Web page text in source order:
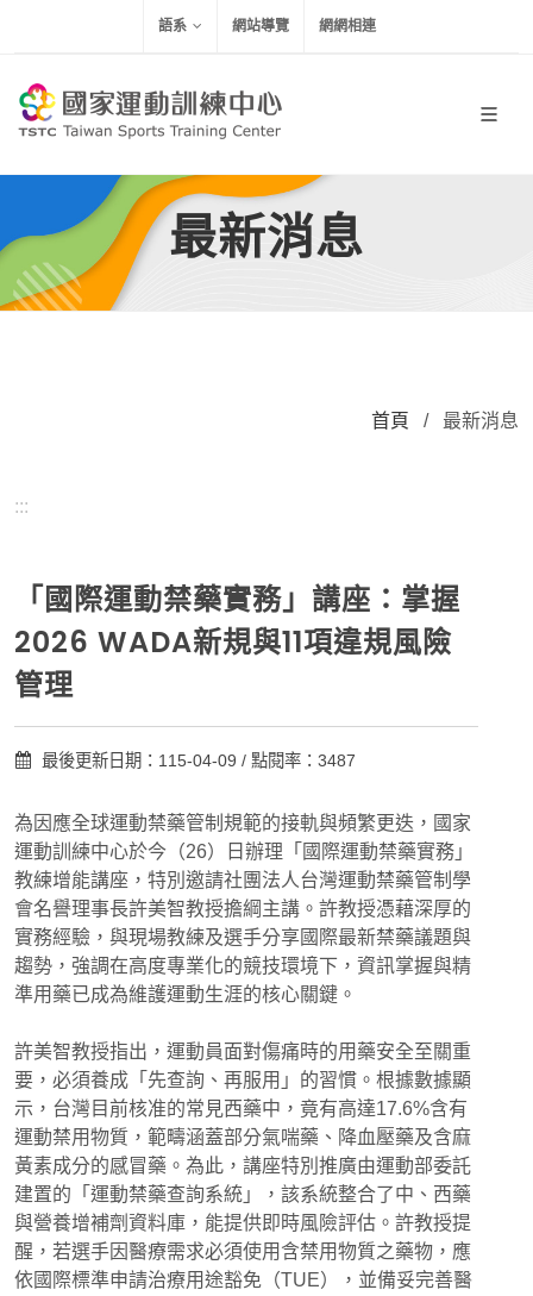
語系 網站導覽 網網相連
最新消息
首頁 / 最新消息
:::
「國際運動禁藥實務」講座：掌握
2026 WADA新規與11項違規風險
管理
最後更新日期：115-04-09 / 點閱率：3487
為因應全球運動禁藥管制規範的接軌與頻繁更迭，國家
運動訓練中心於今（26）日辦理「國際運動禁藥實務」
教練增能講座，特別邀請社團法人台灣運動禁藥管制學
會名譽理事長許美智教授擔綱主講。許教授憑藉深厚的
實務經驗，與現場教練及選手分享國際最新禁藥議題與
趨勢，強調在高度專業化的競技環境下，資訊掌握與精
準用藥已成為維護運動生涯的核心關鍵。
許美智教授指出，運動員面對傷痛時的用藥安全至關重
要，必須養成「先查詢、再服用」的習慣。根據數據顯
示，台灣目前核准的常見西藥中，竟有高達17.6%含有
運動禁用物質，範疇涵蓋部分氣喘藥、降血壓藥及含麻
黃素成分的感冒藥。為此，講座特別推廣由運動部委託
建置的「運動禁藥查詢系統」，該系統整合了中、西藥
與營養增補劑資料庫，能提供即時風險評估。許教授提
醒，若選手因醫療需求必須使用含禁用物質之藥物，應
依國際標準申請治療用途豁免（TUE），並備妥完善醫